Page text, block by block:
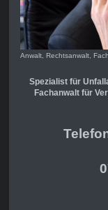
Anwalt, Rechtsanwalt,
Spezialist für
Fachanwalt für